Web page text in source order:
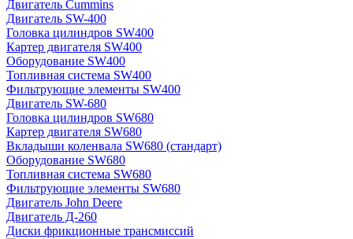
Двигатель Cummins
Двигатель SW-400
Головка цилиндров SW400
Картер двигателя SW400
Оборудование SW400
Топливная система SW400
Фильтрующие элементы SW400
Двигатель SW-680
Головка цилиндров SW680
Картер двигателя SW680
Вкладыши коленвала SW680 (стандарт)
Оборудование SW680
Топливная система SW680
Фильтрующие элементы SW680
Двигатель John Deere
Двигатель Д-260
Диски фрикционные трансмиссий